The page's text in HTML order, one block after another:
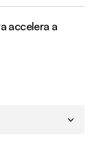
accelera a